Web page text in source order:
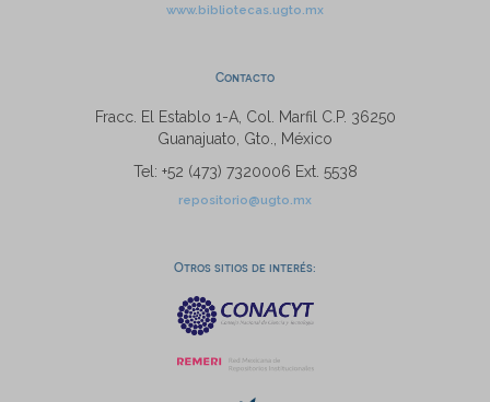
www.bibliotecas.ugto.mx
Contacto
Fracc. El Establo 1-A, Col. Marfil C.P. 36250
Guanajuato, Gto., México
Tel: +52 (473) 7320006 Ext. 5538
repositorio@ugto.mx
Otros sitios de interés: